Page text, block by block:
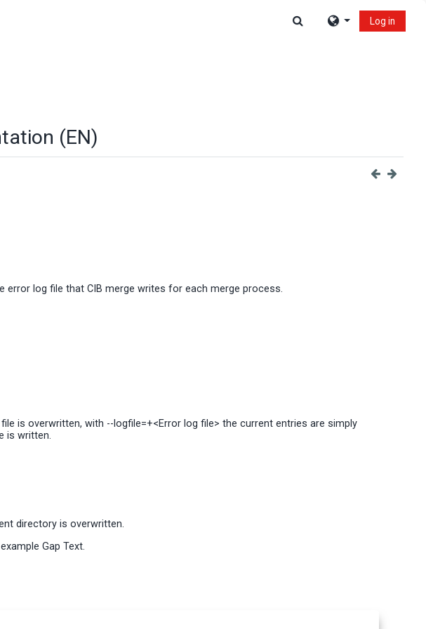
Toggle search input
Log in
(EN)
log file that CIB merge writes for each merge process.
is overwritten, with --logfile=+<Error log file> the current entries are simply
is written.
directory is overwritten.
Gap Text.